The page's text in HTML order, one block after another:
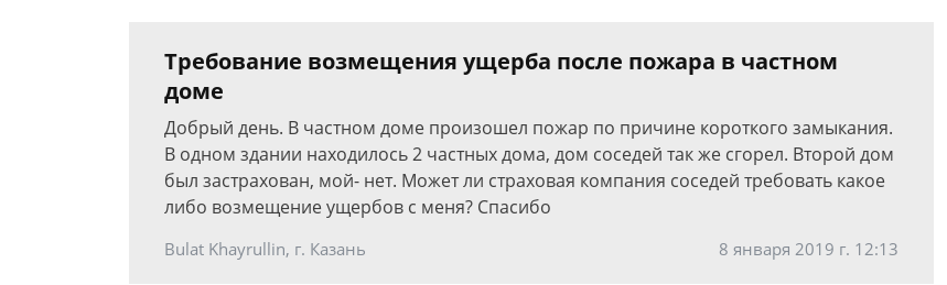
Требование возмещения ущерба после пожара в частном
доме
Добрый день. В частном доме произошел пожар по причине короткого замыкания.
В одном здании находилось 2 частных дома, дом соседей так же сгорел. Второй дом
был застрахован, мой- нет. Может ли страховая компания соседей требовать какое
либо возмещение ущербов с меня? Спасибо
Bulat Khayrullin, г. Казань 8 января 2019 г. 12:13